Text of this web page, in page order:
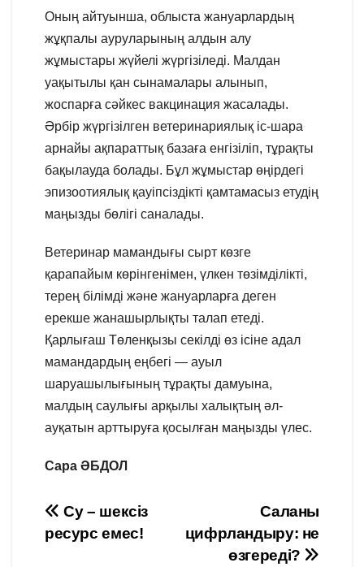
Оның айтуынша, облыста жануарлардың
жұқпалы ауруларының алдын алу
жұмыстары жүйелі жүргізіледі. Малдан
уақытылы қан сынамалары алынып,
жоспарға сәйкес вакцинация жасалады.
Әрбір жүргізілген ветеринариялық іс-шара
арнайы ақпараттық базаға енгізіліп, тұрақты
бақылауда болады. Бұл жұмыстар өңірдегі
эпизоотиялық қауіпсіздікті қамтамасыз етудің
маңызды бөлігі саналады.
Ветеринар мамандығы сырт көзге
қарапайым көрінгенімен, үлкен төзімділікті,
терең білімді және жануарларға деген
ерекше жанашырлықты талап етеді.
Қарлығаш Төленқызы секілді өз ісіне адал
мамандардың еңбегі — ауыл
шаруашылығының тұрақты дамуына,
малдың саулығы арқылы халықтың әл-
ауқатын арттыруға қосылған маңызды үлес.
Сара ӘБДОЛ
Навигация
по
Саланы
цифрландыру: не
өзгереді?
Су – шексіз
ресурс емес!